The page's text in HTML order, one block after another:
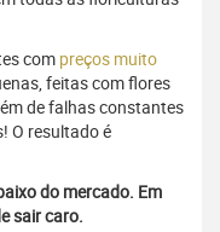
com preços muito
feitas com flores
de falhas constantes
O resultado é
do mercado. Em
sair caro.